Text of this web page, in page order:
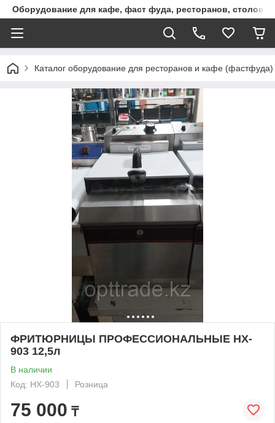
Оборудование для кафе, фаст фуда, ресторанов,
Каталог оборудование для ресторанов и кафе (фастфуда)
ФРИТЮРНИЦЫ ПРОФЕССИОНАЛЬНЫЕ HX-
903 12,5л
В наличии
Код: HX-903
Розница
75 000 ₸